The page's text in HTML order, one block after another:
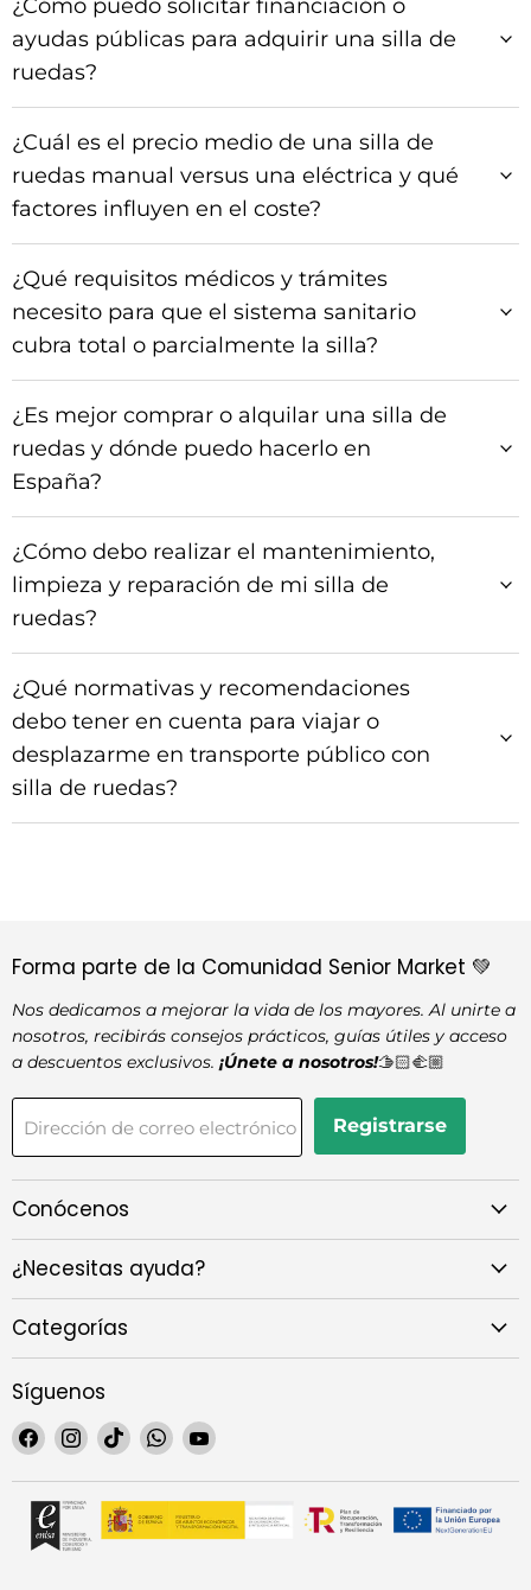
¿Cómo puedo solicitar financiación o
ayudas públicas para adquirir una silla de
ruedas?
¿Cuál es el precio medio de una silla de
ruedas manual versus una eléctrica y qué
factores influyen en el coste?
¿Qué requisitos médicos y trámites
necesito para que el sistema sanitario
cubra total o parcialmente la silla?
¿Es mejor comprar o alquilar una silla de
ruedas y dónde puedo hacerlo en
España?
¿Cómo debo realizar el mantenimiento,
limpieza y reparación de mi silla de
ruedas?
¿Qué normativas y recomendaciones
debo tener en cuenta para viajar o
desplazarme en transporte público con
silla de ruedas?
Forma parte de la Comunidad Senior Market 💚
Nos dedicamos a mejorar la vida de los mayores. Al unirte a
nosotros, recibirás consejos prácticos, guías útiles y acceso
a descuentos exclusivos. ¡Únete a nosotros!🫱🏻‍🫲🏼
Dirección de correo electrónico Registrarse
Conócenos
¿Necesitas ayuda?
Categorías
Síguenos
Encuéntrenos
en
Facebook
Encuéntrenos
en
Instagram
Encuéntrenos
en
TikTok
Encuéntrenos
en
WhatsApp
Encuéntrenos
YouTube